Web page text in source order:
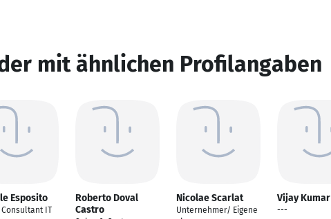
mit ähnlichen Profilangaben
Esposito
IT
Roberto Doval
Castro
Nicolae Scarlat
Unternehmer/ Eigene
Vijay Kumar
---